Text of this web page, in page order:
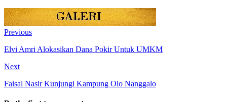
Previous
Elvi Amri Alokasikan Dana Pokir Untuk UMKM
Next
Faisal Nasir Kunjungi Kampung Olo Nanggalo